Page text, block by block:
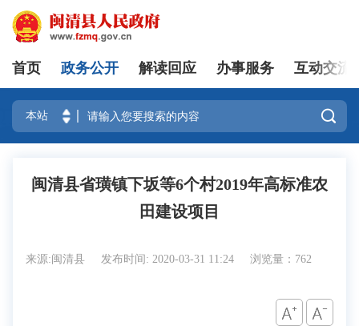
登录
首页 政务公开 解读回应 办事服务 互动交流

闽清县省璜镇下坂等6个村2019年高标准农
田建设项目
来源:闽清县 发布时间: 2020-03-31 11:24 浏览量：762